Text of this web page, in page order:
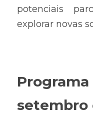
potenciais
explorar novas
setembro